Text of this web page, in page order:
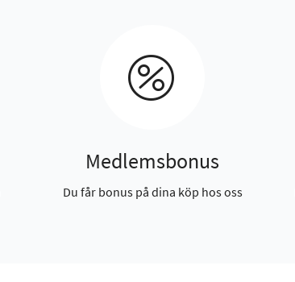
Medlemsbonus
Du får bonus på dina köp hos oss